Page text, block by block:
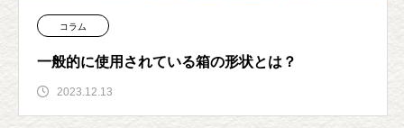
コラム
一般的に使用されている箱の形状とは？
2023.12.13